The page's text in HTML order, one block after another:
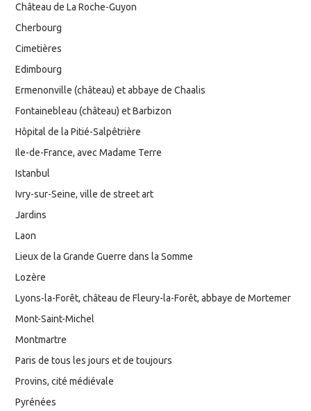
Château de La Roche-Guyon
Cherbourg
Cimetières
Edimbourg
Ermenonville (château) et abbaye de Chaalis
Fontainebleau (château) et Barbizon
Hôpital de la Pitié-Salpêtrière
Ile-de-France, avec Madame Terre
Istanbul
Ivry-sur-Seine, ville de street art
Jardins
Laon
Lieux de la Grande Guerre dans la Somme
Lozère
Lyons-la-Forêt, château de Fleury-la-Forêt, abbaye de Mortemer
Mont-Saint-Michel
Montmartre
Paris de tous les jours et de toujours
Provins, cité médiévale
Pyrénées